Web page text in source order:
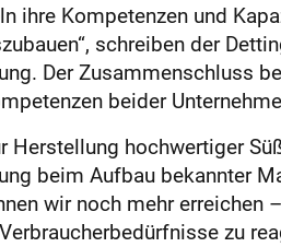
ihre Kompetenzen und
schreiben der
Der Zusammenschluss
beider
Herstellung hochwertiger
beim Aufbau bekannter
wir noch mehr erreichen
zu